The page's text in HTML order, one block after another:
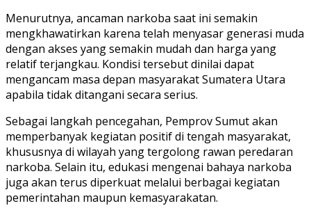
Menurutnya, ancaman narkoba saat ini semakin
mengkhawatirkan karena telah menyasar generasi muda
dengan akses yang semakin mudah dan harga yang
relatif terjangkau. Kondisi tersebut dinilai dapat
mengancam masa depan masyarakat Sumatera Utara
apabila tidak ditangani secara serius.
Sebagai langkah pencegahan, Pemprov Sumut akan
memperbanyak kegiatan positif di tengah masyarakat,
khususnya di wilayah yang tergolong rawan peredaran
narkoba. Selain itu, edukasi mengenai bahaya narkoba
juga akan terus diperkuat melalui berbagai kegiatan
pemerintahan maupun kemasyarakatan.